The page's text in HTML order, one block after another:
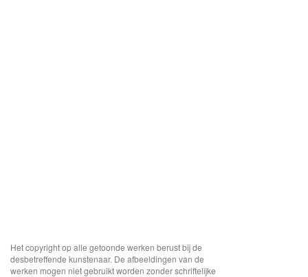
Het copyright op alle getoonde werken berust bij de
desbetreffende kunstenaar. De afbeeldingen van de
werken mogen niet gebruikt worden zonder schriftelijke